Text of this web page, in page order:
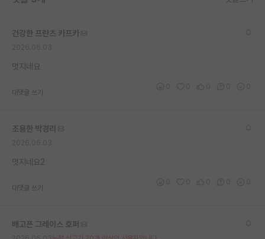
건강한 프란츠 카프카
멋지네요
대댓글 쓰기
조용한 박경리
멋지네요2
대댓글 쓰기
배고픈 그레이스 호퍼